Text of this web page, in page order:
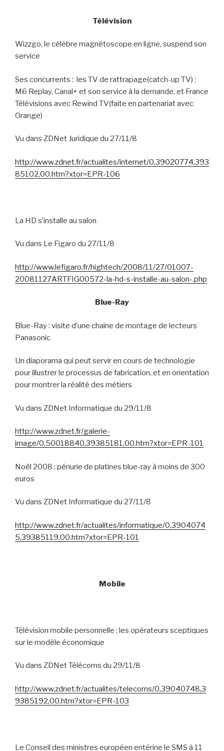
Télévision
Wizzgo, le célèbre magnétoscope en ligne, suspend son
service
Ses concurrents : les TV de rattrapage(catch-up TV) :
M6 Replay, Canal+ et son service à la demande, et France
Télévisions avec Rewind TV(faite en partenariat avec
Orange)
Vu dans ZDNet Juridique du 27/11/8
http://www.zdnet.fr/actualites/internet/0,39020774,393
85102,00.htm?xtor=EPR-106
La HD s’installe au salon
Vu dans Le Figaro du 27/11/8
http://www.lefigaro.fr/hightech/2008/11/27/01007-
20081127ARTFIG00572-la-hd-s-installe-au-salon-.php
Blue-Ray
Blue-Ray : visite d’une chaîne de montage de lecteurs
Panasonic
Un diaporama qui peut servir en cours de technologie
pour illustrer le processus de fabrication, et en orientation
pour montrer la réalité des métiers
Vu dans ZDNet Informatique du 29/11/8
http://www.zdnet.fr/galerie-
image/0,50018840,39385181,00.htm?xtor=EPR-101
Noël 2008 : pénurie de platines blue-ray à moins de 300
euros
Vu dans ZDNet Informatique du 27/11/8
http://www.zdnet.fr/actualites/informatique/0,3904074
5,39385119,00.htm?xtor=EPR-101
Mobile
Télévision mobile personnelle : les opérateurs sceptiques
sur le modèle économique
Vu dans ZDNet Télécoms du 29/11/8
http://www.zdnet.fr/actualites/telecoms/0,39040748,3
9385192,00.htm?xtor=EPR-103
Le Conseil des ministres européen entérine le SMS à 11